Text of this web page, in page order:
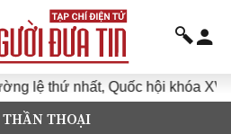
Quốc hội khóa XVI Đưa
THẦN THOẠI